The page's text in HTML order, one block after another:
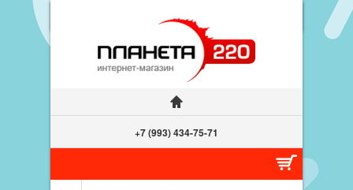
+7 (993) 434-75-71